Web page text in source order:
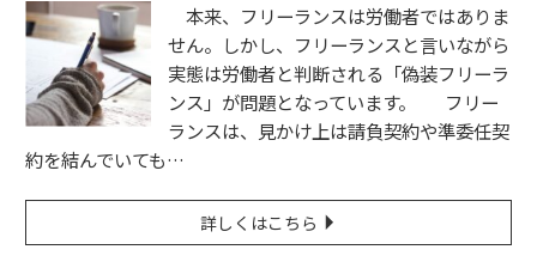
本来、フリーランスは労働者ではありま
せん。しかし、フリーランスと言いながら
実態は労働者と判断される「偽装フリーラ
ンス」が問題となっています。 フリー
ランスは、見かけ上は請負契約や準委任契
約を結んでいても…
詳しくはこちら